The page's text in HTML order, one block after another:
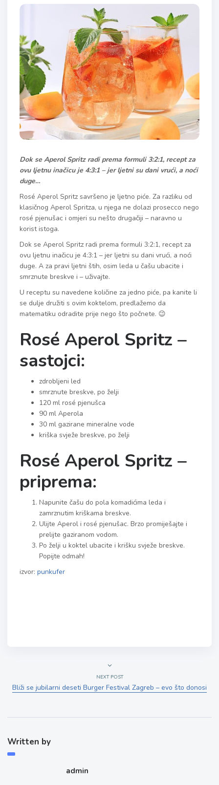
Dok se Aperol Spritz radi prema formuli 3:2:1, recept za
ovu ljetnu inačicu je 4:3:1 – jer ljetni su dani vrući, a noći
duge…
Rosé Aperol Spritz savršeno je ljetno piće. Za razliku od
klasičnog Aperol Spritza, u njega ne dolazi prosecco nego
rosé pjenušac i omjeri su nešto drugačiji – naravno u
korist istoga.
Dok se Aperol Spritz radi prema formuli 3:2:1, recept za
ovu ljetnu inačicu je 4:3:1 – jer ljetni su dani vrući, a noći
duge. A za pravi ljetni štih, osim leda u čašu ubacite i
smrznute breskve i – uživajte.
U receptu su navedene količine za jedno piće, pa kanite li
se dulje družiti s ovim koktelom, predlažemo da
matematiku odradite prije nego što počnete. 😉
Rosé Aperol Spritz –
sastojci:
zdrobljeni led
smrznute breskve, po želji
120 ml rosé pjenušca
90 ml Aperola
30 ml gazirane mineralne vode
kriška svježe breskve, po želji
Rosé Aperol Spritz –
priprema:
Napunite čašu do pola komadićima leda i
zamrznutim kriškama breskve.
Ulijte Aperol i rosé pjenušac. Brzo promiješajte i
prelijte gaziranom vodom.
Po želji u koktel ubacite i krišku svježe breskve.
Popijte odmah!
izvor: punkufer
NEXT POST
Bliži se jubilarni deseti Burger Festival Zagreb – evo što donosi
Written by
admin